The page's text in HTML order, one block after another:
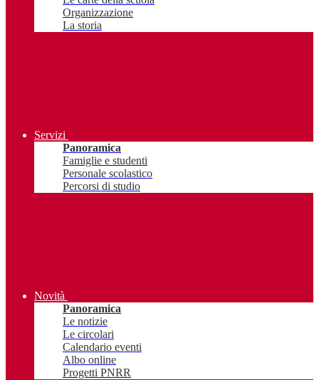
Organizzazione
La storia
Servizi
Panoramica
Famiglie e studenti
Personale scolastico
Percorsi di studio
Novità
Panoramica
Le notizie
Le circolari
Calendario eventi
Albo online
Progetti PNRR